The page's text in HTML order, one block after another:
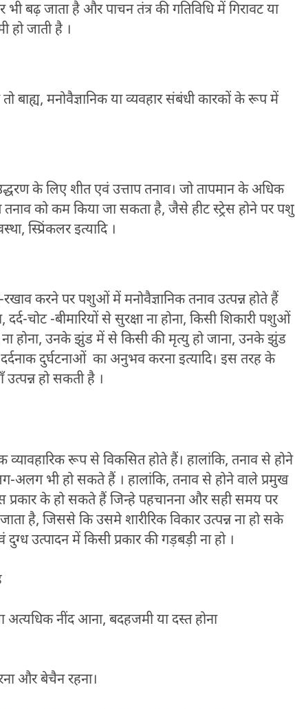
बढ़ जाता है और पाचन तंत्र की गतिविधि में गिरावट या
हो जाती है ।
बाह्य, मनोवैज्ञानिक या व्यवहार संबंधी कारकों के रूप में
के लिए शीत एवं उत्ताप तनाव। जो तापमान के अधिक
को कम किया जा सकता है, जैसे हीट स्ट्रेस होने पर पशु
स्प्रिंकलर इत्यादि ।
करने पर पशुओं में मनोवैज्ञानिक तनाव उत्पन्न होते हैं
चोट -बीमारियों से सुरक्षा ना होना, किसी शिकारी पशुओं
ना होना, उनके झुंड में से किसी की मृत्यु हो जाना, उनके झुंड
दुर्घटनाओं का अनुभव करना इत्यादि। इस तरह के
हो सकती है ।
रूप से विकसित होते हैं। हालांकि, तनाव से होने
अलग भी हो सकते हैं । हालांकि, तनाव से होने वाले प्रमुख
प्रकार के हो सकते हैं जिन्हे पहचानना और सही समय पर
है, जिससे कि उसमे शारीरिक विकार उत्पन्न ना हो सके
उत्पादन में किसी प्रकार की गड़बड़ी ना हो ।
नींद आना, बदहजमी या दस्त होना
और बेचैन रहना।